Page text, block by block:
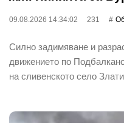
09.08.2026 14:34:02 231
Силно задимяване и
движението по
на сливенското село